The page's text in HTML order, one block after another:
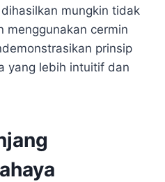
mungkin tidak
menggunakan cermin
prinsip
yang lebih intuitif dan